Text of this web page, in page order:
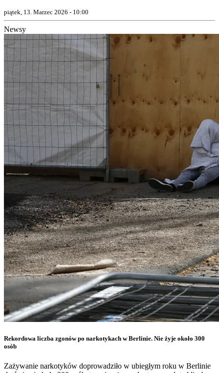
piątek, 13. Marzec 2026 - 10:00
Newsy
Rekordowa liczba zgonów po narkotykach w Berlinie. Nie żyje około 300
osób
Zażywanie narkotyków doprowadziło w ubiegłym roku w Berlinie